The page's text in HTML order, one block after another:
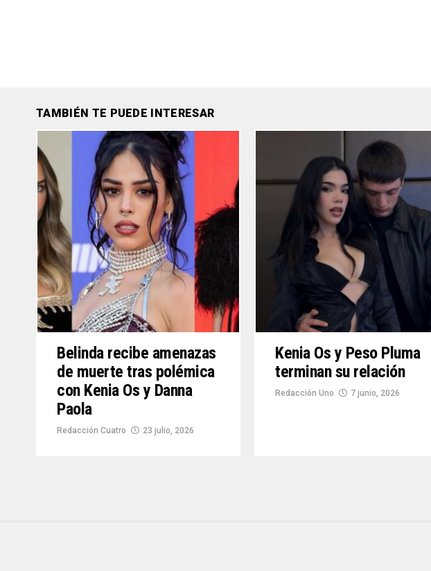
TAMBIÉN TE PUEDE INTERESAR
Belinda recibe amenazas
de muerte tras polémica
con Kenia Os y Danna
Paola
Redacción Cuatro 23 julio, 2026
Kenia Os y Peso Pluma
terminan su relación
Redacción Uno 7 junio, 2026